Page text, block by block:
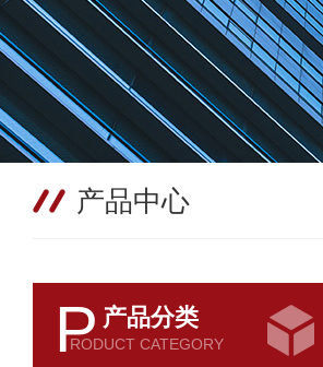
产品中心
P 产品分类
RODUCT CATEGORY